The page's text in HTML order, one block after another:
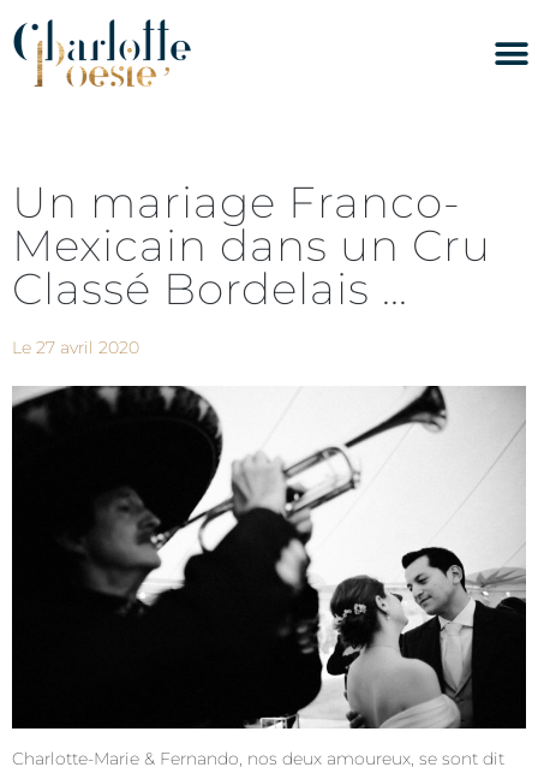
Un mariage Franco-
Mexicain dans un Cru
Classé Bordelais …
Le 27 avril 2020
Charlotte-Marie & Fernando, nos deux amoureux, se sont dit